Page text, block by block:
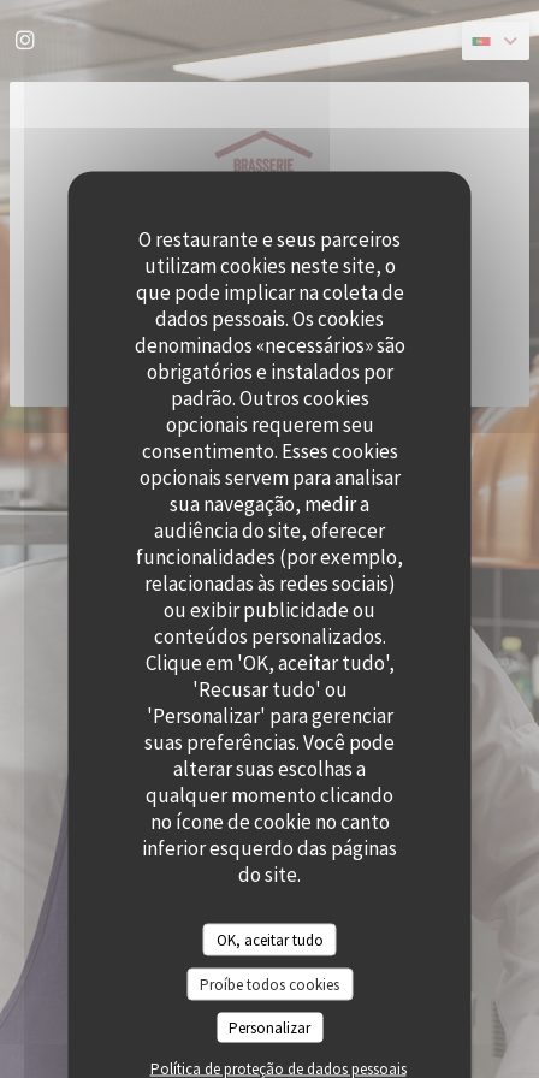
Painel de Gerenciamento de Cookies
O restaurante e seus parceiros
utilizam cookies neste site, o
que pode implicar na coleta de
dados pessoais. Os cookies
denominados «necessários» são
obrigatórios e instalados por
padrão. Outros cookies
opcionais requerem seu
consentimento. Esses cookies
opcionais servem para analisar
sua navegação, medir a
audiência do site, oferecer
funcionalidades (por exemplo,
relacionadas às redes sociais)
ou exibir publicidade ou
conteúdos personalizados.
Clique em 'OK, aceitar tudo',
'Recusar tudo' ou
'Personalizar' para gerenciar
suas preferências. Você pode
alterar suas escolhas a
qualquer momento clicando
no ícone de cookie no canto
inferior esquerdo das páginas
do site.
OK, aceitar tudo
Proíbe todos cookies
Personalizar
Política de proteção de dados pessoais
Instagram ((abre numa nova janela))
© 2026 QUAI OUEST — WEBSITE DO RESTAURANTE CRIADO POR ZENCHEF
AVISO LEGAL
((ABRE NUMA NOVA JANELA))
TERMOS DE UTILIZAÇÃO
((ABRE NUMA NOVA JANELA))
POLÍTICA DE PROTEÇÃO DE DADOS PESSOAIS
((ABRE NUMA NOVA JANELA))
POLÍTICA DE COOKIES
ACESSIBILIDADE
((ABRE NUMA NOVA JANELA))